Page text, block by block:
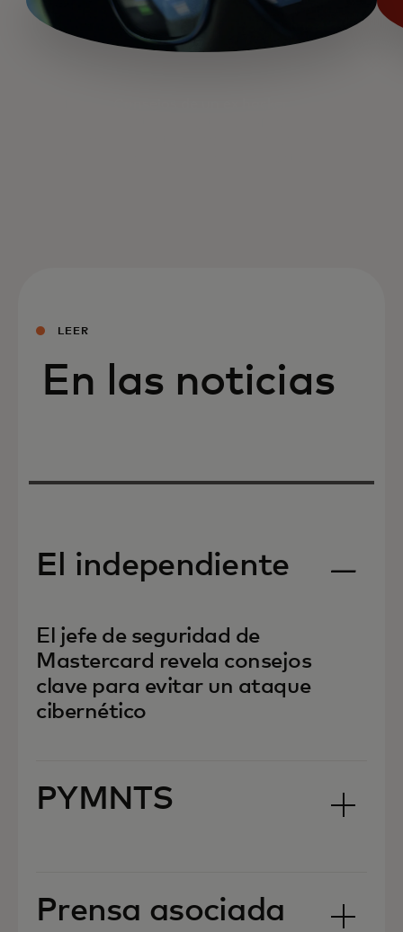
LEER
En las noticias
El independiente
El jefe de seguridad de
Mastercard revela consejos
clave para evitar un ataque
cibernético
se abre en una pestaña nueva
PYMNTS
Prensa asociada